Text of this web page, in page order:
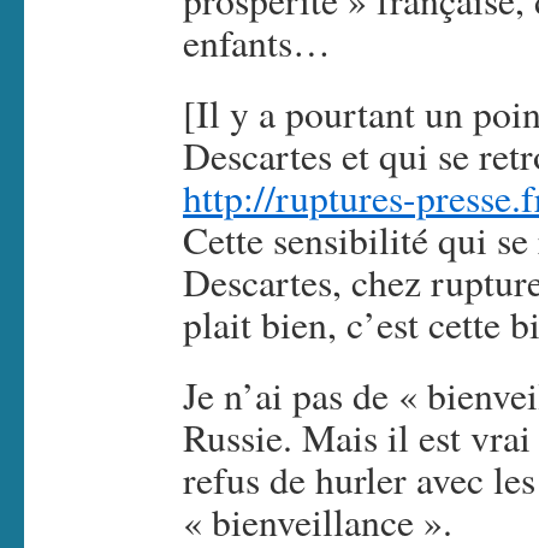
enfants…
[Il y a pourtant un
Descartes et qui se
http://ruptures-
Cette sensibilité qui
Descartes, chez
plait bien, c’est cette
Je n’ai pas de «
Russie. Mais il est
refus de hurler avec
« bienveillance ».